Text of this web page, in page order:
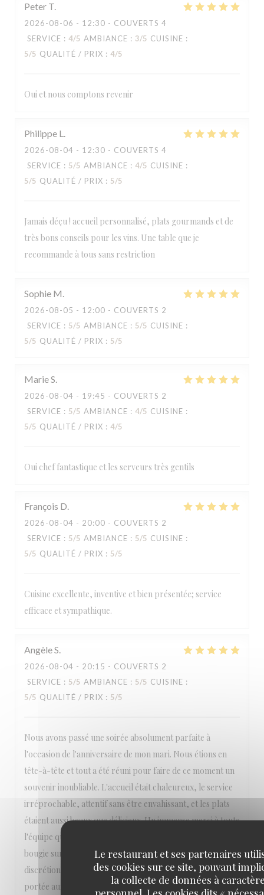
Le restaurant et ses partenaires
des cookies sur ce site, pouvant
la collecte de données à
personnel. Les cookies dits «
Peter T
2026-08-06 - 12:30 - COUVERTS 4
SERVICE : 4/5 AMBIANCE : 3/5 CUISINE :
5/5 QUALITÉ / PRIX : 4/5
Oui et nous comptons revenir
Philippe L
2026-08-04 - 12:30 - COUVERTS 4
SERVICE : 5/5 AMBIANCE : 4/5 CUISINE :
5/5 QUALITÉ / PRIX : 5/5
Jamais déçu ! accueil personnalisé, plats gourmands et de
très bons conseils pour les vins. Une table que je
recommande à tous sans restriction
Sophie M
2026-08-05 - 12:00 - COUVERTS 2
SERVICE : 5/5 AMBIANCE : 5/5 CUISINE :
5/5 QUALITÉ / PRIX : 5/5
MarieS
2026-08-04 - 19:45 - COUVERTS 2
SERVICE : 5/5 AMBIANCE : 4/5 CUISINE :
5/5 QUALITÉ / PRIX : 4/5
Oui chef fantastique et les serveurs très gentils
François D
2026-08-04 - 20:00 - COUVERTS 2
SERVICE : 5/5 AMBIANCE : 5/5 CUISINE :
5/5 QUALITÉ / PRIX : 5/5
Cuisine excellente, inventive et bien présentée; service
efficace et sympathique.
AngèleS
2026-08-04 - 20:15 - COUVERTS 2
SERVICE : 5/5 AMBIANCE : 5/5 CUISINE :
5/5 QUALITÉ / PRIX : 5/5
Nous avons passé une soirée absolument parfaite à
l'occasion de l'anniversaire de mon mari. Nous étions en
tête-à-tête et tout a été réuni pour faire de ce moment un
souvenir inoubliable. L'accueil était chaleureux, le service
irréprochable, attentif sans être envahissant, et les plats
étaient aussi beaux que délicieux. Un immense merci à toute
l'équipe qui a pris en compte ma demande d'apporter une
bougie sur le dessert. Tout a été fait avec beaucoup de
discrétion et d'élégance. Ce souci du détail et cette attention
portée aux clients font vraiment la différence. Nous nous
LA TABLE DE CATUSSEAU